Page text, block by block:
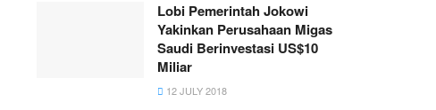
Lobi Pemerintah Jokowi
Yakinkan Perusahaan Migas
Saudi Berinvestasi US$10
Miliar
12 JULY 2018